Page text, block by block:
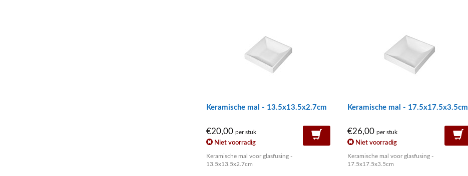
Keramische mal - 13.5x13.5x2.7cm
€20,00 per stuk
Niet voorradig
Keramische mal voor glasfusing -
13.5x13.5x2.7cm
Keramische mal - 17.5x17.5x3.5cm
€26,00 per stuk
Niet voorradig
Keramische mal voor glasfusing -
17.5x17.5x3.5cm